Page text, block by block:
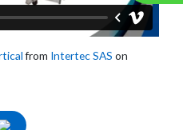
from Intertec SAS on